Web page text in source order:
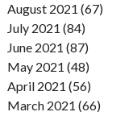
August 2021 (67)
July 2021 (84)
June 2021 (87)
May 2021 (48)
April 2021 (56)
March 2021 (66)